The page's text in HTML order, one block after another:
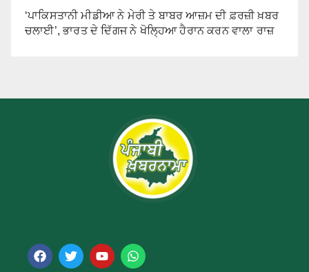
‘ਪਾਕਿਸਤਾਨੀ ਮੀਡੀਆ ਨੇ ਮੇਰੀ ਤੇ ਬਾਬਰ ਆਜ਼ਮ ਦੀ ਫ਼ਰਜ਼ੀ ਖ਼ਬਰ
ਚਲਾਈ’, ਭਾਰਤ ਦੇ ਦਿੱਗਜ ਨੇ ਖੋਲ੍ਹਿਆ ਹੈਰਾਨ ਕਰਨ ਵਾਲਾ ਰਾਜ਼